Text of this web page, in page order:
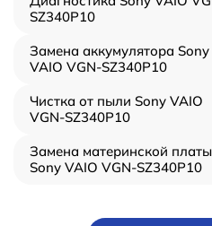
SZ340P10
Замена аккумулятора Sony
VAIO VGN-SZ340P10
Чистка от пыли Sony VAIO
VGN-SZ340P10
Замена материнской платы
Sony VAIO VGN-SZ340P10